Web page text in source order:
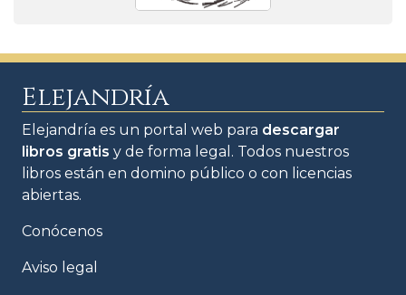
Elejandría
Elejandría es un portal web para descargar
libros gratis y de forma legal. Todos nuestros
libros están en domino público o con licencias
abiertas.
Conócenos
Aviso legal